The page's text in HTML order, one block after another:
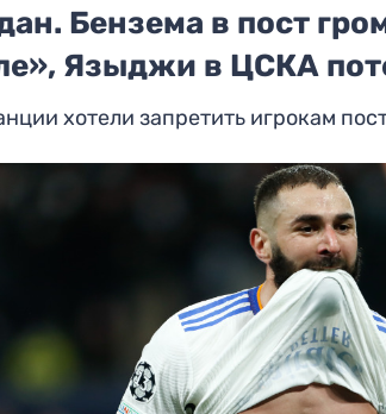
Бензема в пост
Языджи в ЦСКА
хотели запретить игрокам